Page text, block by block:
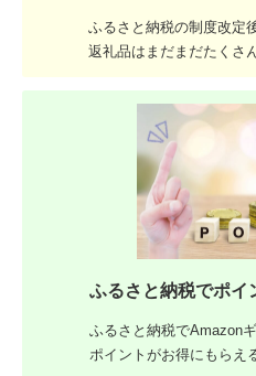
ふるさと納税の制度改定
返礼品はまだまだたくさ
ふるさと納税でポイ
ふるさと納税でAmazon
ポイントがお得にもらえ